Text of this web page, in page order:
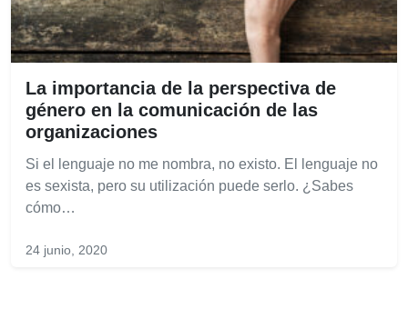
La importancia de la perspectiva de
género en la comunicación de las
organizaciones
Si el lenguaje no me nombra, no existo. El lenguaje no
es sexista, pero su utilización puede serlo. ¿Sabes
cómo…
24 junio, 2020